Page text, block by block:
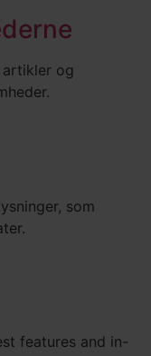
artikler og
som
features and in-